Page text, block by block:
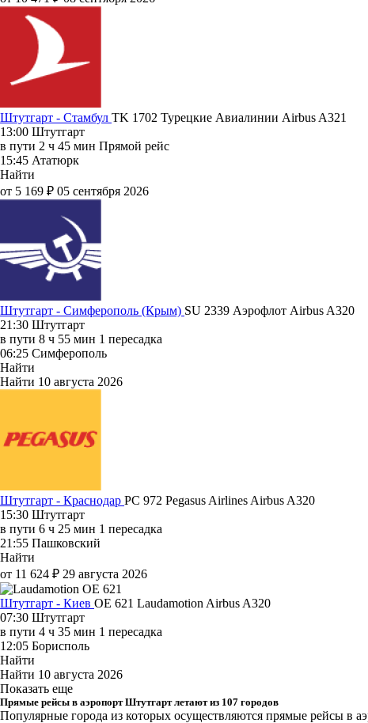
Штутгарт - Стамбул TK 1702 Турецкие Авиалинии Airbus A321
13:00 Штутгарт
в пути 2 ч 45 мин Прямой рейс
15:45 Ататюрк
Найти
от 5 169 ₽ 05 сентября 2026
Штутгарт - Симферополь (Крым) SU 2339 Аэрофлот Airbus A320
21:30 Штутгарт
в пути 8 ч 55 мин 1 пересадка
06:25 Симферополь
Найти
Найти 10 августа 2026
Штутгарт - Краснодар PC 972 Pegasus Airlines Airbus A320
15:30 Штутгарт
в пути 6 ч 25 мин 1 пересадка
21:55 Пашковский
Найти
от 11 624 ₽ 29 августа 2026
Штутгарт - Киев OE 621 Laudamotion Airbus A320
07:30 Штутгарт
в пути 4 ч 35 мин 1 пересадка
12:05 Борисполь
Найти
Найти 10 августа 2026
Показать еще
Прямые рейсы в аэропорт Штутгарт летают из 107 городов
Популярные города из которых осуществляются прямые рейсы в